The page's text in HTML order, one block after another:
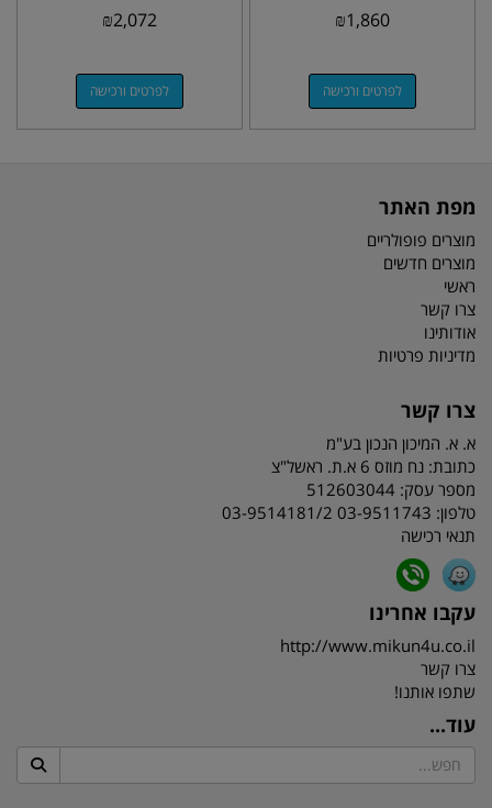
₪1,860
לפרטים ורכישה
₪2,072
לפרטים ורכישה
מפת האתר
מוצרים פופולריים
מוצרים חדשים
ראשי
צרו קשר
אודותינו
מדיניות פרטיות
צרו קשר
א. א. המיכון הנכון בע"מ
כתובת: נח מוזס 6 א.ת. ראשל"צ
מספר עסק: 512603044
טלפון: 03-9511743 03-9514181/2
תנאי רכישה
עקבו אחרינו
http://www.mikun4u.co.il
צרו קשר
שתפו אותנו!
עוד...